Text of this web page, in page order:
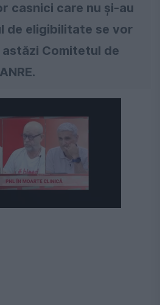
casnici care nu și-au
de eligibilitate se vor
Comitetul de